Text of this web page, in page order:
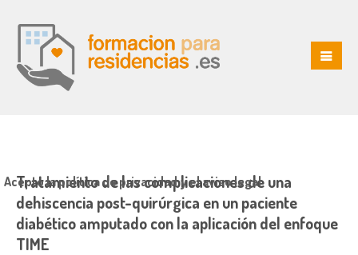
Tratamiento de las complicaciones de una
dehiscencia post-quirúrgica en un paciente
diabético amputado con la aplicación del enfoque
TIME
Acepto la política de privacidad y el aviso legal